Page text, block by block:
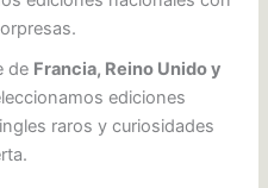
de Francia, Reino Unido y
ediciones
raros y curiosidades